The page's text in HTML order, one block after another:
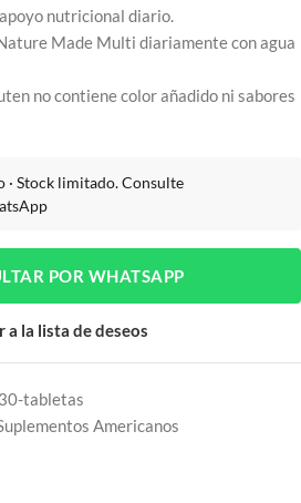
nutricional diario.
Made Multi diariamente con agua
no contiene color añadido ni sabores
Stock limitado. Consulte
POR WHATSAPP
a la lista de deseos
tabletas
Americanos